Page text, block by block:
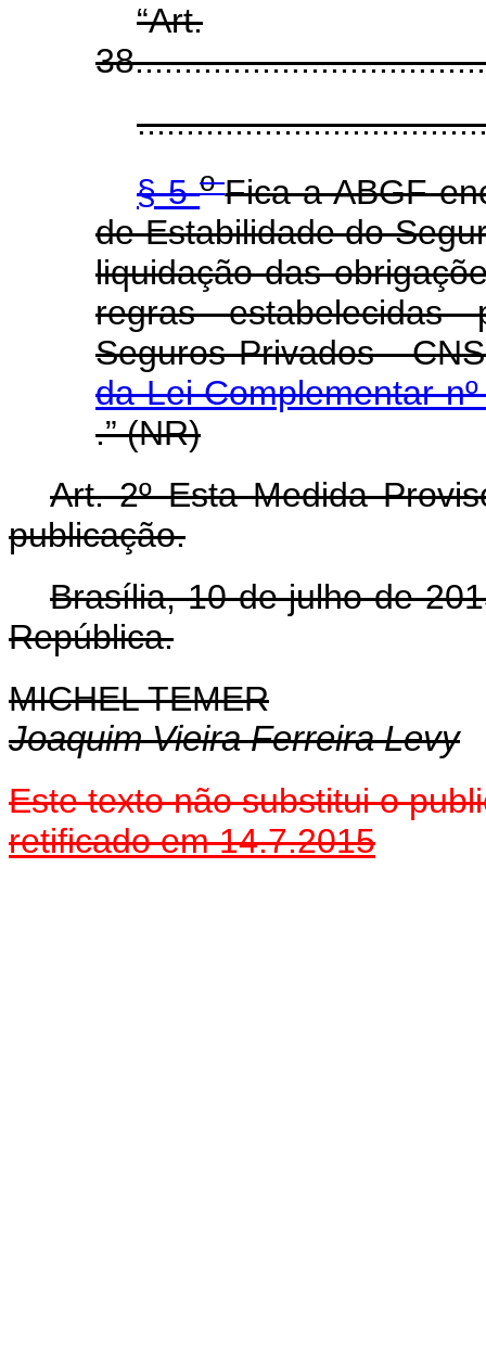
“Art.
§ 5oFica a ABGF
de Estabilidade do
liquidação das
regras
Seguros Privados -
da Lei Complementar
.” (NR)
Art. 2º Esta Medida
publicação.
Brasília, 10 de julho de
República.
MICHEL TEMER
Joaquim Vieira Ferreira Levy
Este texto não substitui o
retificado em 14.7.2015